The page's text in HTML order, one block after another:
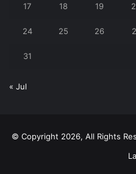
17 18 19
24 25 26
31
« Jul
© Copyright 2026, All Rights